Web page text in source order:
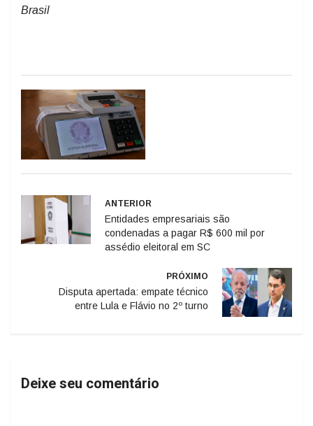
Brasil
ANTERIOR
Entidades empresariais são
condenadas a pagar R$ 600 mil por
assédio eleitoral em SC
PRÓXIMO
Disputa apertada: empate técnico
entre Lula e Flávio no 2º turno
Deixe seu comentário